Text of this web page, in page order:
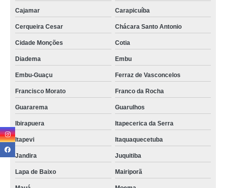
quanto custa reparo celular samsung Zona Sul
reparo celulares Vila Sônia
quanto custa reparo de tela de celular Santa Isabel
orçamento de reparo celular motorola São Paulo
orçamento de reparo de tela de celular República
reparo em placa de celular Santa Efigênia
reparo em placa de celulares São Paulo
Cajamar Carapicuíba
Cerqueira Cesar Chácara Santo Antonio
Cidade Monções Cotia
Diadema Embu
Embu-Guaçu Ferraz de Vasconcelos
Francisco Morato Franco da Rocha
Guararema Guarulhos
Ibirapuera Itapecerica da Serra
Itapevi Itaquaquecetuba
Jandira Juquitiba
Lapa de Baixo Mairiporã